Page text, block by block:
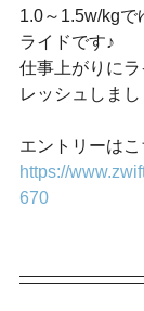
1.0～1.5w/kgで
ライドです♪
仕事上がりに
レッシュしまし
エントリーはこ
https://
670